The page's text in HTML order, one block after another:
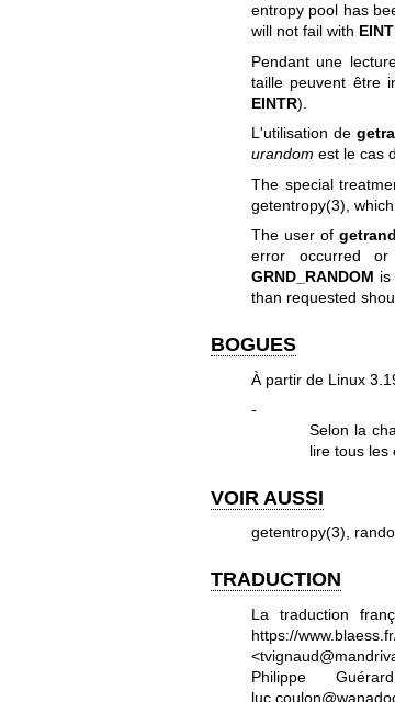
entropy pool has
will not fail with
Pendant une
taille peuvent être
EINTR).
L'utilisation de
urandom est le cas
The special
getentropy(3) ,
The user of
error occurred
GRND_RANDOM is
than requested
BOGUES
À partir de Linux
-
Selon la
lire tous les
VOIR AUSSI
getentropy(3),
TRADUCTION
La traduction
https://
Philippe